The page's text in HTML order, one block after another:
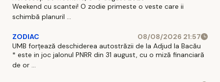
Weekend cu scantei! O zodie primeste o veste care ii
schimbă planuril ...
ZODIAC
08/08/2026 21:57
UMB forțează deschiderea autostrăzii de la Adjud la Bacău
* este in joc jalonul PNRR din 31 august, cu o miză financiară
de or ...